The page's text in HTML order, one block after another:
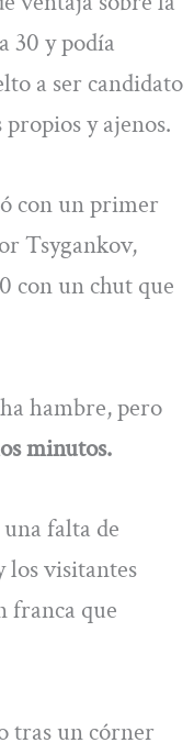
30 y podía
a ser candidato
y ajenos.
con un primer
Tsygankov,
con un chut que
hambre, pero
minutos.
falta de
los visitantes
franca que
tras un córner